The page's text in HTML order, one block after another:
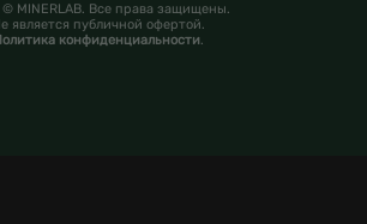
MINERLAB. Все права защищены.
является публичной офертой.
конфиденциальности.